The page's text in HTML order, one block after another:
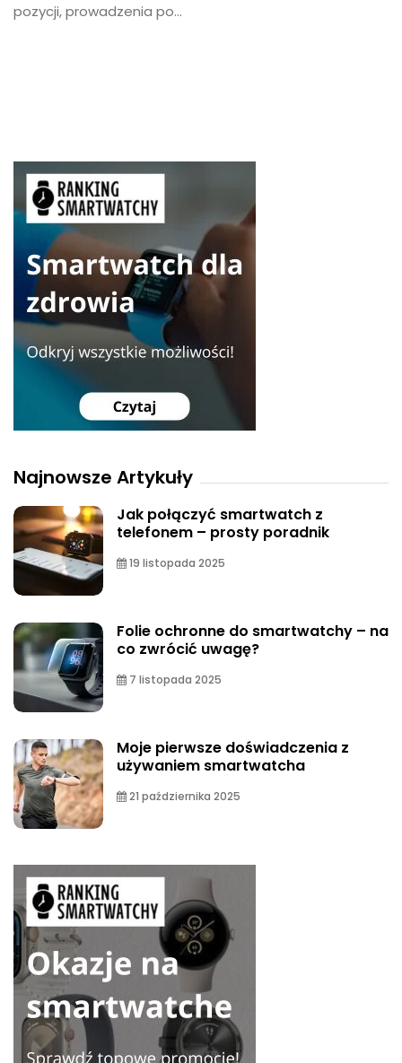
pozycji, prowadzenia po...
Najnowsze Artykuły
Jak połączyć smartwatch z
telefonem – prosty poradnik
19 listopada 2025
Folie ochronne do smartwatchy – na
co zwrócić uwagę?
7 listopada 2025
Moje pierwsze doświadczenia z
używaniem smartwatcha
21 października 2025